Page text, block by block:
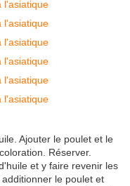
Ajouter le poulet et le
Réserver.
et y faire revenir les
le poulet et